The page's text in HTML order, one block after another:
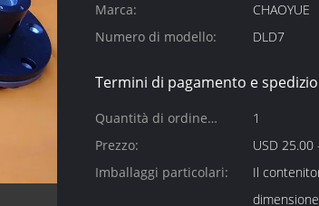
Marca:
CHAOYUE
Numero di modello:
DLD7
Termini di pagamento e
Quantità di ordine
minimo:
1
Prezzo:
USD
Imballaggi particolari:
Il